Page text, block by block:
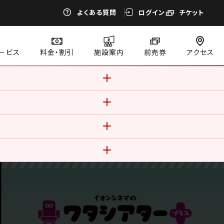
よくある質問 ログイン チケット
ビス 料金・割引 施設案内 前売券 アクセス